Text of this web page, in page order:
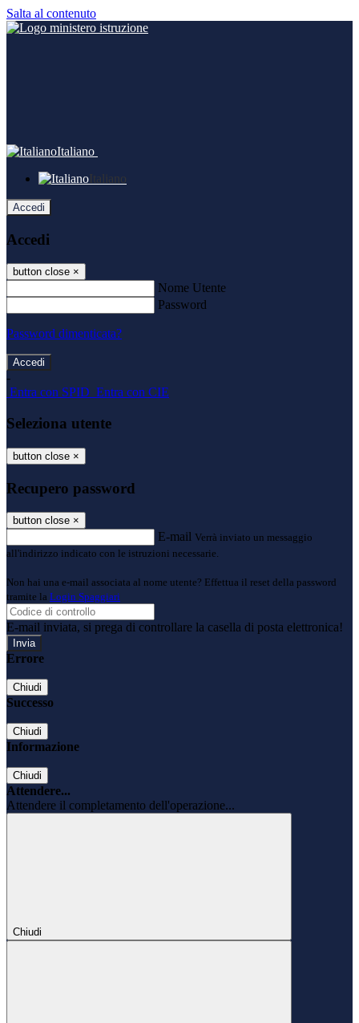
Salta al contenuto
Italiano
Italiano
Accedi
Accedi
button close ×
Nome Utente
Password
Password dimenticata?
-
Entra con SPID Entra con CIE
Seleziona utente
button close ×
Recupero password
button close ×
E-mail Verrà inviato un messaggio
all'indirizzo indicato con le istruzioni necessarie.
Non hai una e-mail associata al nome utente? Effettua il reset della password
tramite la Login Spaggiari
E-mail inviata, si prega di controllare la casella di posta elettronica!
Errore
Chiudi
Successo
Chiudi
Informazione
Chiudi
Attendere...
Attendere il completamento dell'operazione...
Chiudi